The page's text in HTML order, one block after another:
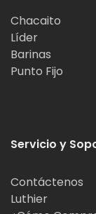
Chacaito
Líder
Barinas
Punto Fijo
Servicio y
Contáctenos
Luthier